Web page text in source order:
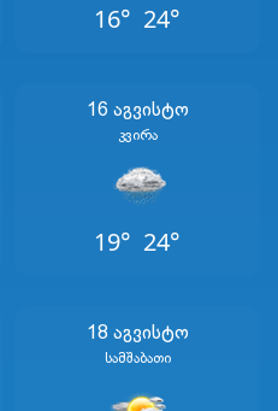
16° 24°
16 Აგვისტო
Კვირა
19° 24°
18 Აგვისტო
Სამშაბათი